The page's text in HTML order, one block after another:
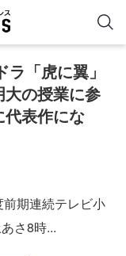
「虎に翼」
の授業に参
表作にな
期連続テレビ小
さ8時...